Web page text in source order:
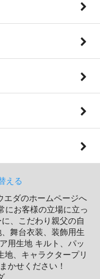
える
エダのホームページへ
お客様の立場に立っ
、こだわり親父の自
舞台衣装、装飾用生
用生地 キルト、パッ
地、キャラクタープリ
かせください！